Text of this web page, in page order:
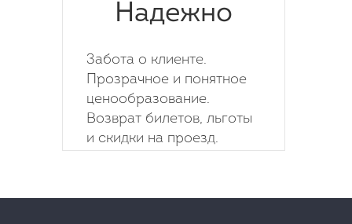
Надежно
Забота о клиенте.
Прозрачное и понятное
ценообразование.
Возврат билетов, льготы
и скидки на проезд.